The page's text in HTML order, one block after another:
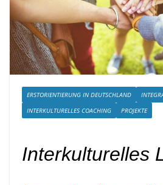
ERSTORIENTIERUNG IN DEUTSCHLAND
INTERKULTURELLES COACHING
PROJEKTE
Interkulturelles